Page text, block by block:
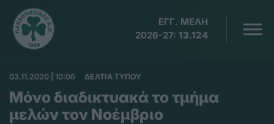
ΕΓΓ. ΜΕΛΗ
2026-27: 13.124
03.11.2020 | 10:06 ΔΕΛΤΙΑ ΤΥΠΟΥ
Μόνο διαδικτυακά το τμήμα
μελών τον Νοέμβριο